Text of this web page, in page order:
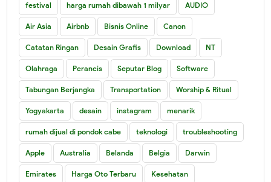
festival harga rumah dibawah 1 milyar AUDIO
Air Asia Airbnb Bisnis Online Canon
Catatan Ringan Desain Grafis Download NT
Olahraga Perancis Seputar Blog Software
Tabungan Berjangka Transportation Worship & Ritual
Yogyakarta desain instagram menarik
rumah dijual di pondok cabe teknologi troubleshooting
Apple Australia Belanda Belgia Darwin
Emirates Harga Oto Terbaru Kesehatan